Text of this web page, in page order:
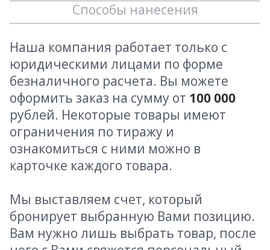
Способы нанесения
Наша компания работает только с
юридическими лицами по форме
безналичного расчета. Вы можете
оформить заказ на сумму от 100 000
рублей. Некоторые товары имеют
ограничения по тиражу и
ознакомиться с ними можно в
карточке каждого товара.
Мы выставляем счет, который
бронирует выбранную Вами позицию.
Вам нужно лишь выбрать товар, после